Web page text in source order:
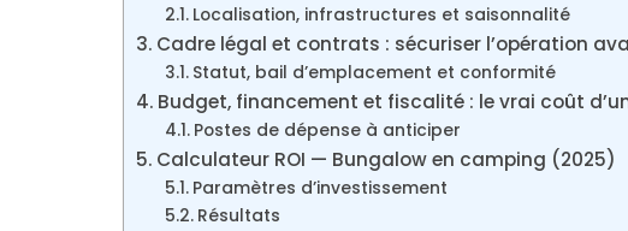
Localisation, infrastructures et saisonnalité
Cadre légal et contrats : sécuriser l’opération
Statut, bail d’emplacement et conformité
Budget, financement et fiscalité : le vrai coût
Postes de dépense à anticiper
Calculateur ROI — Bungalow en camping (2025)
Paramètres d’investissement
Résultats